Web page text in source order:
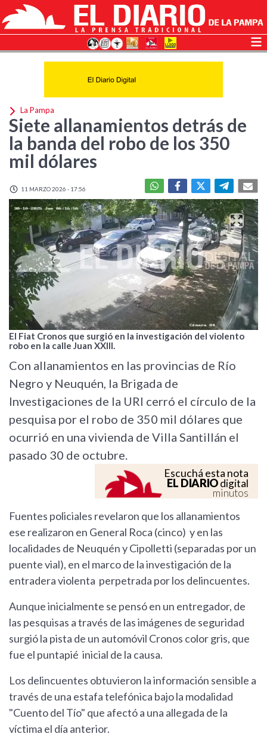
La Pampa
Siete allanamientos detrás de
la banda del robo de los 350
mil dólares
11 MARZO 2026 - 17:56
El Fiat Cronos que surgió en la investigación del violento
robo en la calle Juan XXIII.
Con allanamientos en las provincias de Río
Negro y Neuquén, la Brigada de
Investigaciones de la URI cerró el círculo de la
pesquisa por el robo de 350 mil dólares que
ocurrió en una vivienda de Villa Santillán el
pasado 30 de octubre.
Escuchá esta nota
EL DIARIOdigital
minutos
Fuentes policiales revelaron que los allanamientos
ese realizaron en General Roca (cinco) y en las
localidades de Neuquén y Cipolletti (separadas por un
puente vial), en el marco de la investigación de la
entradera violenta perpetrada por los delincuentes.
Aunque inicialmente se pensó en un entregador, de
las pesquisas a través de las imágenes de seguridad
surgió la pista de un automóvil Cronos color gris, que
fue el puntapié inicial de la causa.
Los delincuentes obtuvieron la información sensible a
través de una estafa telefónica bajo la modalidad
"Cuento del Tío" que afectó a una allegada de la
víctima el día anterior.